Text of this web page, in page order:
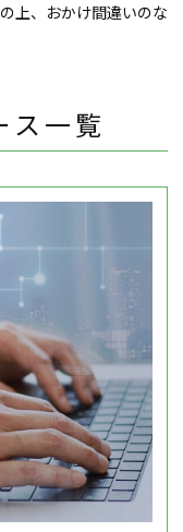
上、おかけ間違いのな
ス一覧